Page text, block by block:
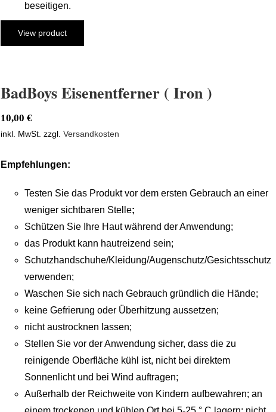
beseitigen.
View product
BadBoys Eisenentferner ( Iron )
10,00 €
inkl. MwSt. zzgl. Versandkosten
Empfehlungen:
Testen Sie das Produkt vor dem ersten Gebrauch an einer
weniger sichtbaren Stelle;
Schützen Sie Ihre Haut während der Anwendung;
das Produkt kann hautreizend sein;
Schutzhandschuhe/Kleidung/Augenschutz/Gesichtsschutz
verwenden;
Waschen Sie sich nach Gebrauch gründlich die Hände;
keine Gefrierung oder Überhitzung aussetzen;
nicht austrocknen lassen;
Stellen Sie vor der Anwendung sicher, dass die zu
reinigende Oberfläche kühl ist, nicht bei direktem
Sonnenlicht und bei Wind auftragen;
Außerhalb der Reichweite von Kindern aufbewahren; an